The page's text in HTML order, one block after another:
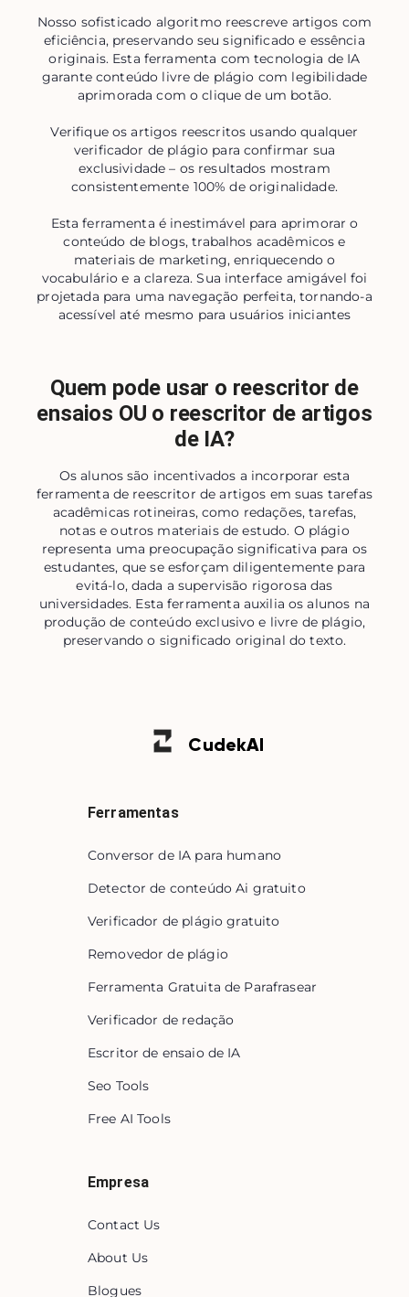
Nosso sofisticado algoritmo reescreve artigos com
eficiência, preservando seu significado e essência
originais. Esta ferramenta com tecnologia de IA
garante conteúdo livre de plágio com legibilidade
aprimorada com o clique de um botão.
Verifique os artigos reescritos usando qualquer
verificador de plágio para confirmar sua
exclusividade – os resultados mostram
consistentemente 100% de originalidade.
Esta ferramenta é inestimável para aprimorar o
conteúdo de blogs, trabalhos acadêmicos e
materiais de marketing, enriquecendo o
vocabulário e a clareza. Sua interface amigável foi
projetada para uma navegação perfeita, tornando-a
acessível até mesmo para usuários iniciantes
Quem pode usar o reescritor de
ensaios OU o reescritor de artigos
de IA?
Os alunos são incentivados a incorporar esta
ferramenta de reescritor de artigos em suas tarefas
acadêmicas rotineiras, como redações, tarefas,
notas e outros materiais de estudo. O plágio
representa uma preocupação significativa para os
estudantes, que se esforçam diligentemente para
evitá-lo, dada a supervisão rigorosa das
universidades. Esta ferramenta auxilia os alunos na
produção de conteúdo exclusivo e livre de plágio,
preservando o significado original do texto.
CudekAI
Ferramentas
Conversor de IA para humano
Detector de conteúdo Ai gratuito
Verificador de plágio gratuito
Removedor de plágio
Ferramenta Gratuita de Parafrasear
Verificador de redação
Escritor de ensaio de IA
Seo Tools
Free AI Tools
Empresa
Contact Us
About Us
Blogues